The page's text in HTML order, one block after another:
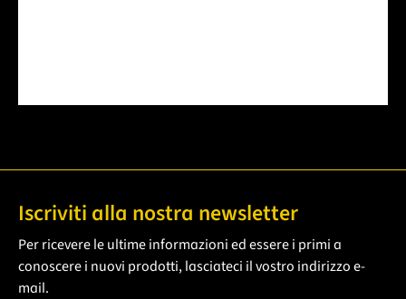
Iscriviti alla nostra newsletter
Per ricevere le ultime informazioni ed essere i primi a
conoscere i nuovi prodotti, lasciateci il vostro indirizzo e-
mail.